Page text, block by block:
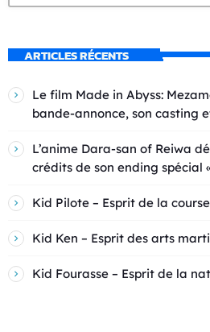
ARTICLES RÉCENTS
Le film Made in Abyss:
bande-annonce, son casting
L’anime Dara-san of Reiwa
crédits de son ending spécial
Kid Pilote – Esprit de la course
Kid Ken – Esprit des arts
Kid Fourasse – Esprit de la